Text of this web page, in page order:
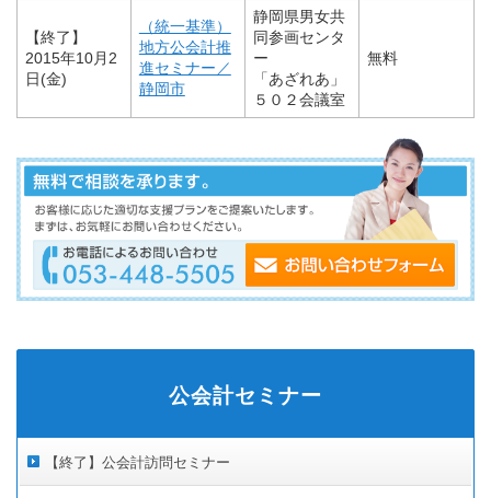
【終了】
2015年10月2
日(金)
（統一基準）
地方公会計推
進セミナー／
静岡市
静岡県男女共
同参画センタ
ー
「あざれあ」
５０２会議室
無料
公会計セミナー
【終了】公会計訪問セミナー